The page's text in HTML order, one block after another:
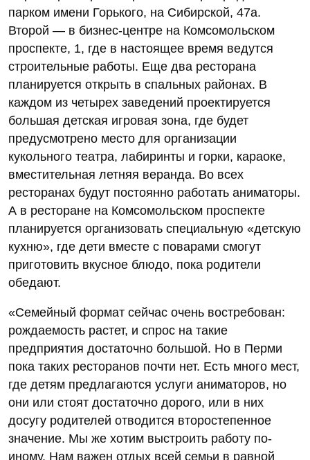
парком имени Горького, на Сибирской, 47а.
Второй — в бизнес-центре на Комсомольском
проспекте, 1, где в настоящее время ведутся
строительные работы. Еще два ресторана
планируется открыть в спальных районах. В
каждом из четырех заведений проектируется
большая детская игровая зона, где будет
предусмотрено место для организации
кукольного театра, лабиринты и горки, караоке,
вместительная летняя веранда. Во всех
ресторанах будут постоянно работать аниматоры.
А в ресторане на Комсомольском проспекте
планируется организовать специальную «детскую
кухню», где дети вместе с поварами смогут
приготовить вкусное блюдо, пока родители
обедают.
«Семейный формат сейчас очень востребован:
рождаемость растет, и спрос на такие
предприятия достаточно большой. Но в Перми
пока таких ресторанов почти нет. Есть много мест,
где детям предлагаются услуги аниматоров, но
они или стоят достаточно дорого, или в них
досугу родителей отводится второстепенное
значение. Мы же хотим выстроить работу по-
иному. Нам важен отдых всей семьи в равной